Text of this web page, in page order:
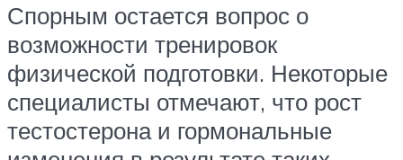
Спорным остается вопрос о
возможности тренировок
физической подготовки. Некоторые
специалисты отмечают, что рост
тестостерона и гормональные